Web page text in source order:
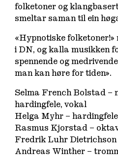
folketoner og
smeltar saman til ein
«Hypnotiske
i DN, og kalla musikken
spennende og
man kan høre for tiden».
Selma French Bolstad –
hardingfele, vokal
Helga Myhr –
Rasmus Kjorstad –
Fredrik Luhr
Andreas Winther –